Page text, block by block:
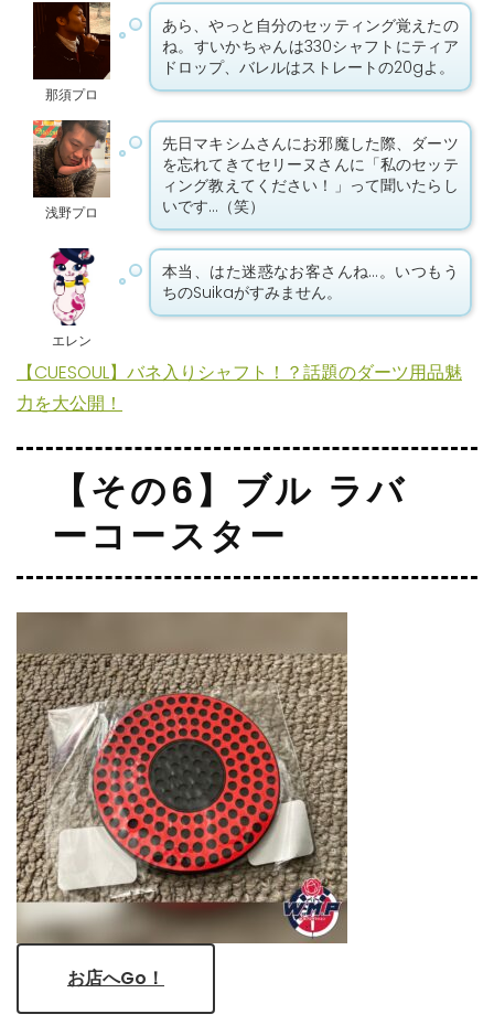
那須プロ
あら、やっと自分のセッティング覚えたの
ね。すいかちゃんは330シャフトにティア
ドロップ、バレルはストレートの20gよ。
浅野プロ
先日マキシムさんにお邪魔した際、ダーツ
を忘れてきてセリーヌさんに「私のセッテ
ィング教えてください！」って聞いたらし
いです…（笑）
エレン
本当、はた迷惑なお客さんね…。いつもう
ちのSuikaがすみません。
【CUESOUL】バネ入りシャフト！？話題のダーツ用品魅
力を大公開！
【その6】ブル ラバ
ーコースター
お店へGo！